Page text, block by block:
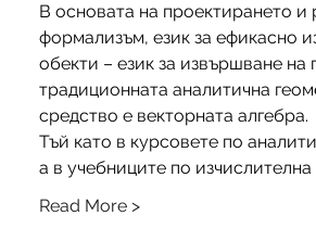
В основата на проектирането
формализъм, език за ефикасно
обекти – език за извършване
традиционната аналитична
средство е векторната алгебра.
Тъй като в курсовете по
а в учебниците по
Read More >